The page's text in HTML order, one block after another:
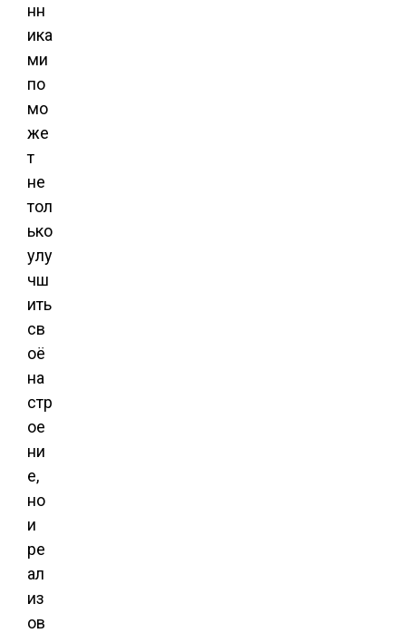
нн
ика
ми
по
мо
же
т
не
тол
ько
улу
чш
ить
св
оё
на
стр
ое
ни
е,
но
и
ре
ал
из
ов